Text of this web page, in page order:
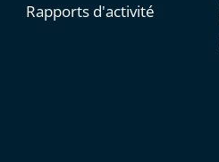
Rapports d'activité